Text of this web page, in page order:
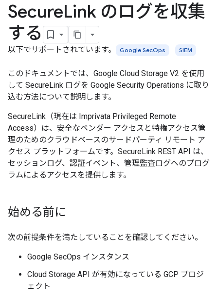
SecureLink のログを収集
する
以下でサポートされています。 Google SecOps SIEM
このドキュメントでは、Google Cloud Storage V2 を使用
して SecureLink ログを Google Security Operations に取り
込む方法について説明します。
SecureLink（現在は Imprivata Privileged Remote
Access）は、安全なベンダー アクセスと特権アクセス管
理のためのクラウドベースのサードパーティ リモート ア
クセス プラットフォームです。SecureLink REST API は、
セッションログ、認証イベント、管理監査ログへのプログ
ラムによるアクセスを提供します。
始める前に
次の前提条件を満たしていることを確認してください。
Google SecOps インスタンス
Cloud Storage API が有効になっている GCP プロジ
ェクト